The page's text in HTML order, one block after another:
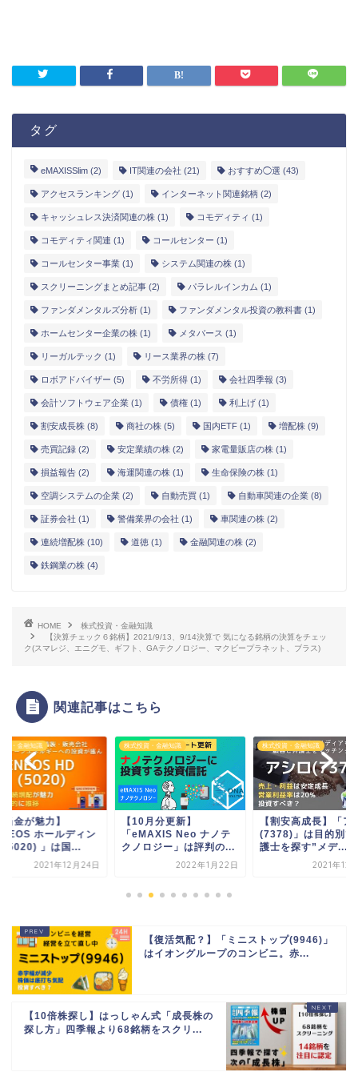
タグ
eMAXISSlim (2) IT関連の会社 (21) おすすめ◯選 (43)
アクセスランキング (1) インターネット関連銘柄 (2)
キャッシュレス決済関連の株 (1) コモディティ (1)
コモディティ関連 (1) コールセンター (1)
コールセンター事業 (1) システム関連の株 (1)
スクリーニングまとめ記事 (2) パラレルインカム (1)
ファンダメンタルズ分析 (1) ファンダメンタル投資の教科書 (1)
ホームセンター企業の株 (1) メタバース (1)
リーガルテック (1) リース業界の株 (7)
ロボアドバイザー (5) 不労所得 (1) 会社四季報 (3)
会計ソフトウェア企業 (1) 債権 (1) 利上げ (1)
割安成長株 (8) 商社の株 (5) 国内ETF (1) 増配株 (9)
売買記録 (2) 安定業績の株 (2) 家電量販店の株 (1)
損益報告 (2) 海運関連の株 (1) 生命保険の株 (1)
空調システムの企業 (2) 自動売買 (1) 自動車関連の企業 (8)
証券会社 (1) 警備業界の会社 (1) 車関連の株 (2)
連続増配株 (10) 道徳 (1) 金融関連の株 (2)
鉄鋼業の株 (4)
HOME
株式投資・金融知識
【決算チェック６銘柄】2021/9/13、9/14決算で 気になる銘柄の決算をチェッ
ク(スマレジ、エニグモ、ギフト、GAテクノロジー、マクビープラネット、ブラス)
関連記事はこちら
資・金融知識
当金が魅力】
ホールディン
(5020) 」は国...
2021年12月24日
株式投資・金融知識
【10月分更新】
「eMAXIS Neo ナノテ
クノロジー」は評判の...
2022年1月22日
株式投資・金融知識
【割安高成長】「ア
(7378)」は目的別で
護士を探す”メデ...
2021年12
【復活気配？】「ミニストップ(9946)」
はイオングループのコンビニ。赤...
【10倍株探し】はっしゃん式「成長株の
探し方」四季報より68銘柄をスクリ...